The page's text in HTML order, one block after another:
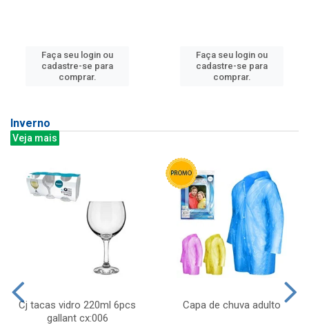
Faça seu login ou
cadastre-se para
comprar.
Faça seu login ou
cadastre-se para
comprar.
Inverno
Veja mais
Cj tacas vidro 220ml 6pcs
gallant cx:006
Capa de chuva adulto